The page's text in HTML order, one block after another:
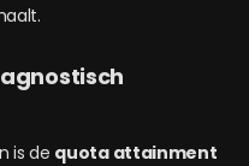
is de quota attainment